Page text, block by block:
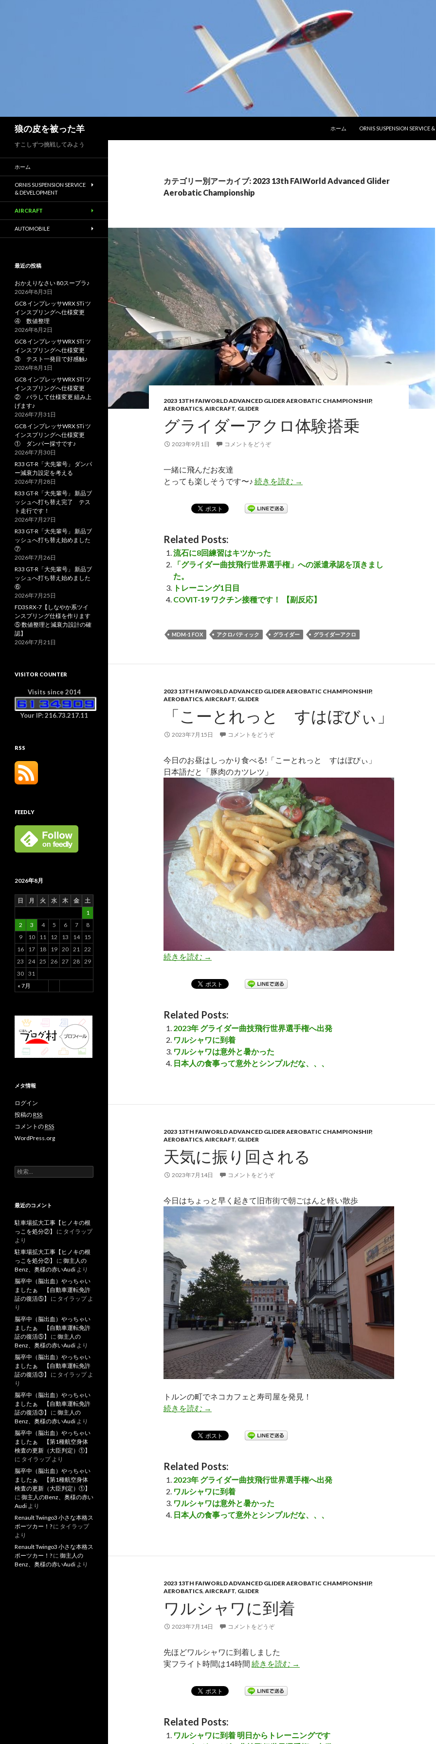
狼の皮を被った羊
ホーム
ORNIS SUSPENSION SERVICE
カテゴリー別アーカイブ: 2023 13th FAIWorld Advanced Glider
Aerobatic Championship
2023 13TH FAIWORLD ADVANCED GLIDER AEROBATIC CHAMPIONSHIP,
AEROBATICS, AIRCRAFT, GLIDER
グライダーアクロ体験搭乗
2023年9月1日 コメントをどうぞ
一緒に飛んだお友達
とっても楽しそうです〜♪ 続きを読む グライダーアクロ体験搭乗
→
Related Posts:
流石に8回練習はキツかった
「グライダー曲技飛行世界選手権」への派遣承認を頂きまし
た。
トレーニング1日目
COVIT-19 ワクチン接種です！ 【副反応】
MDM-1 FOX アクロバティック グライダー グライダーアクロ
2023 13TH FAIWORLD ADVANCED GLIDER AEROBATIC CHAMPIONSHIP,
AEROBATICS, AIRCRAFT, GLIDER
「こーとれっと すはぼびぃ」
2023年7月15日 コメントをどうぞ
今日のお昼はしっかり食べる!「こーとれっと すはぼびぃ」
日本語だと「豚肉のカツレツ」
続きを読む 「こーとれっと すはぼびぃ」
→
Related Posts:
2023年 グライダー曲技飛行世界選手権へ出発
ワルシャワに到着
ワルシャワは意外と暑かった
日本人の食事って意外とシンプルだな、、、
2023 13TH FAIWORLD ADVANCED GLIDER AEROBATIC CHAMPIONSHIP,
AEROBATICS, AIRCRAFT, GLIDER
天気に振り回される
2023年7月14日 コメントをどうぞ
今日はちょっと早く起きて旧市街で朝ごはんと軽い散歩
トルンの町でネコカフェと寿司屋を発見！
続きを読む 天気に振り回される
→
Related Posts:
2023年 グライダー曲技飛行世界選手権へ出発
ワルシャワに到着
ワルシャワは意外と暑かった
日本人の食事って意外とシンプルだな、、、
2023 13TH FAIWORLD ADVANCED GLIDER AEROBATIC CHAMPIONSHIP,
AEROBATICS, AIRCRAFT, GLIDER
ワルシャワに到着
2023年7月14日 コメントをどうぞ
先ほどワルシャワに到着しました
実フライト時間は14時間 続きを読む ワルシャワに到着
→
Related Posts:
ワルシャワに到着 明日からトレーニングです
すこしずつ挑戦してみよう
ホーム
ORNIS SUSPENSION SERVICE
& DEVELOPMENT
AIRCRAFT
AUTOMOBILE
最近の投稿
おかえりなさい 80スープラ♪
2026年8月3日
GC8 インプレッサWRX STi ツ
インスプリングへ仕様変更
④ 数値整理
2026年8月2日
GC8 インプレッサWRX STi ツ
インスプリングへ仕様変更
③ テスト一発目で好感触♪
2026年8月1日
GC8 インプレッサWRX STi ツ
インスプリングへ仕様変更
② バラして仕様変更 組み上
げます♪
2026年7月31日
GC8 インプレッサWRX STi ツ
インスプリングへ仕様変更
① ダンパー採寸です♪
2026年7月30日
R33 GT-R「大先輩号」 ダンパ
ー減衰力設定を考える
2026年7月28日
R33 GT-R「大先輩号」 新品ブ
ッシュへ打ち替え完了 テス
ト走行です！
2026年7月27日
R33 GT-R「大先輩号」 新品ブ
ッシュへ打ち替え始めました
⑦
2026年7月26日
R33 GT-R「大先輩号」 新品ブ
ッシュへ打ち替え始めました
⑥
2026年7月25日
FD3S RX-7【しなやか系ツイ
ンスプリング仕様を作ります
⑤ 数値整理と減衰力設計の確
認】
2026年7月21日
VISITOR COUNTER
Visits since 2014
Your IP: 216.73.217.11
RSS
FEEDLY
2026年8月
日 月 火 水 木 金 土
« 7月
1
2
3 4 5 6 7
8
9
10 11 12 13 14
15
16
17 18 19 20 21 22
23
24 25 26 27 28 29
30 31
メタ情報
ログイン
投稿のRSS
コメントのRSS
WordPress.org
検
索
最近のコメント
駐車場拡大工事【ヒノキの根
っこを処分②】
に タイラップ
より
駐車場拡大工事【ヒノキの根
っこを処分②】
に 御主人の
Benz、奥様の赤いAudi より
脳卒中（脳出血）やっちゃい
ましたぁ 【自動車運転免許
証の復活⑤】
に タイラップよ
り
脳卒中（脳出血）やっちゃい
ましたぁ 【自動車運転免許
証の復活⑤】
に 御主人の
Benz、奥様の赤いAudi より
脳卒中（脳出血）やっちゃい
ましたぁ 【自動車運転免許
証の復活③】
に タイラップよ
り
脳卒中（脳出血）やっちゃい
ましたぁ 【自動車運転免許
証の復活③】
に 御主人の
Benz、奥様の赤いAudi より
脳卒中（脳出血）やっちゃい
ましたぁ 【第1種航空身体
検査の更新（大臣判定）①】
に タイラップより
脳卒中（脳出血）やっちゃい
ましたぁ 【第1種航空身体
検査の更新（大臣判定）①】
に 御主人のBenz、奥様の赤い
Audi より
Renault Twingo3 小さな本格ス
ポーツカー！? に タイラップ
より
Renault Twingo3 小さな本格ス
ポーツカー！? に 御主人の
Benz、奥様の赤いAudi より